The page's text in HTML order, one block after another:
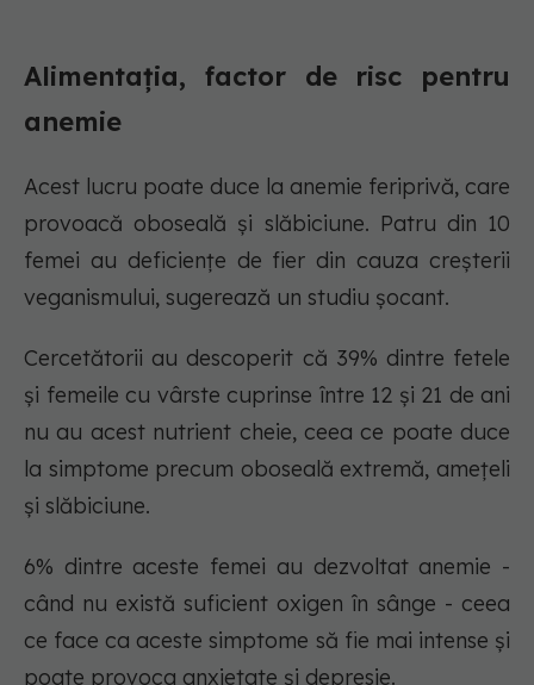
Alimentația, factor de risc pentru
anemie
Acest lucru poate duce la anemie feriprivă, care
provoacă oboseală și slăbiciune. Patru din 10
femei au deficiențe de fier din cauza creșterii
veganismului, sugerează un studiu șocant.
Cercetătorii au descoperit că 39% dintre fetele
și femeile cu vârste cuprinse între 12 și 21 de ani
nu au acest nutrient cheie, ceea ce poate duce
la simptome precum oboseală extremă, amețeli
și slăbiciune.
6% dintre aceste femei au dezvoltat anemie -
când nu există suficient oxigen în sânge - ceea
ce face ca aceste simptome să fie mai intense și
poate provoca anxietate și depresie.